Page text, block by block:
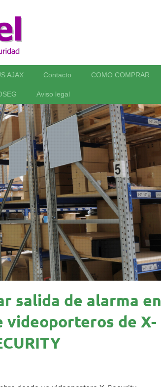
AJAX Contacto COMO COMPRAR
Aviso legal
salida de alarma en
videoporteros de X-